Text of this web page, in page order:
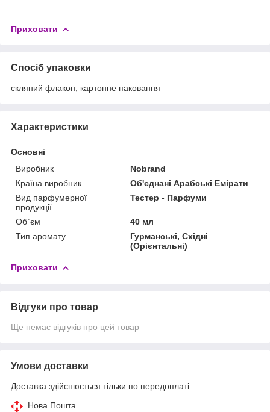
Приховати
Спосіб упаковки
скляний флакон, картонне паковання
Характеристики
Основні
Виробник
Nobrand
Країна виробник
Об'єднані Арабські Емірати
Вид парфумерної
продукції
Тестер - Парфуми
Об`єм
40 мл
Тип аромату
Гурманські, Східні
(Орієнтальні)
Приховати
Відгуки про товар
Ще немає відгуків про цей товар
Умови доставки
Доставка здійснюється тільки по передоплаті.
Нова Пошта